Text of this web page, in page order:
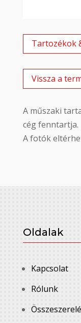
Tartozékok
Vissza a
A műszaki
cég fenntartja.
A fotók
Oldalak
Kapcsolat
Rólunk